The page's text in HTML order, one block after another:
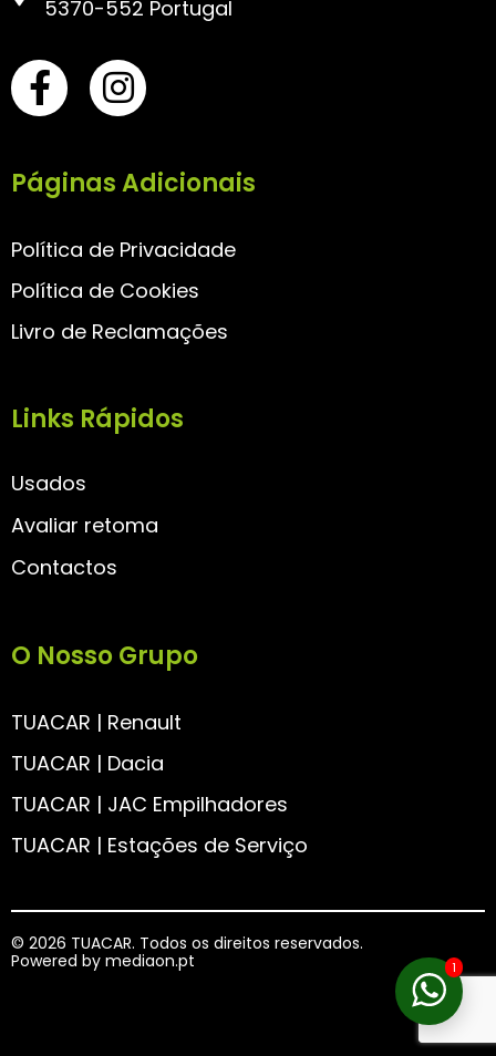
5370-552 Portugal
Páginas Adicionais
Política de Privacidade
Política de Cookies
Livro de Reclamações
Links Rápidos
Usados
Avaliar retoma
Contactos
O Nosso Grupo
TUACAR | Renault
TUACAR | Dacia
TUACAR | JAC Empilhadores
TUACAR | Estações de Serviço
© 2026 TUACAR. Todos os direitos reservados.
Powered by mediaon.pt 1